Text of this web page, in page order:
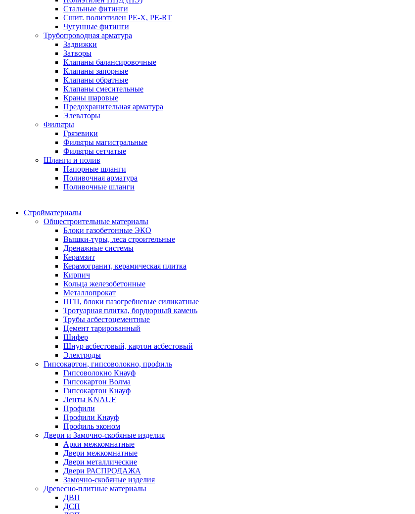
Стальные фитинги
Сшит. полиэтилен PE-X, PE-RT
Чугунные фитинги
Трубопроводная арматура
Задвижки
Затворы
Клапаны балансировочные
Клапаны запорные
Клапаны обратные
Клапаны смесительные
Краны шаровые
Предохранительная арматура
Элеваторы
Фильтры
Грязевики
Фильтры магистральные
Фильтры сетчатые
Шланги и полив
Напорные шланги
Поливочная арматура
Поливочные шланги
Стройматериалы
Oбщестроительные материалы
Блоки газобетонные ЭКО
Вышки-туры, леса строительные
Дренажные системы
Керамзит
Керамогранит, керамическая плитка
Кирпич
Кольца железобетонные
Металлопрокат
ПГП, блоки пазогребневые силикатные
Тротуарная плитка, бордюрный камень
Трубы асбестоцементные
Цемент тарированный
Шифер
Шнур асбестовый, картон асбестовый
Электроды
Гипсокартон, гипсоволокно, профиль
Гипсоволокно Кнауф
Гипсокартон Волма
Гипсокартон Кнауф
Ленты KNAUF
Профили
Профили Кнауф
Профиль эконом
Двери и Замочно-скобяные изделия
Арки межкомнатные
Двери межкомнатные
Двери металлические
Двери РАСПРОДАЖА
Замочно-скобяные изделия
Древесно-плитные материалы
ДВП
ДСП